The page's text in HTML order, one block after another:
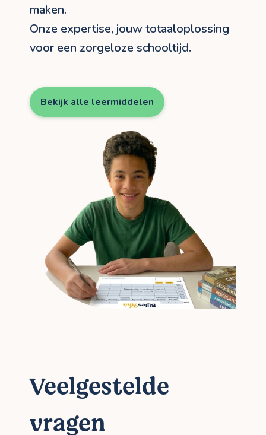
maken.
Onze expertise, jouw totaaloplossing
voor een zorgeloze schooltijd.
Bekijk alle leermiddelen
Veelgestelde
vragen